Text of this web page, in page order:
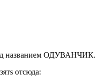
названием ОДУВАНЧИК.
отсюда: